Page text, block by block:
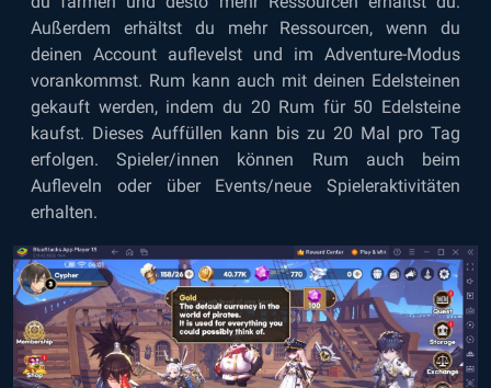
Außerdem erhältst du mehr Ressourcen, wenn du
deinen Account auflevelst und im Adventure-Modus
vorankommst. Rum kann auch mit deinen Edelsteinen
gekauft werden, indem du 20 Rum für 50 Edelsteine
kaufst. Dieses Auffüllen kann bis zu 20 Mal pro Tag
erfolgen. Spieler/innen können Rum auch beim
Aufleveln oder über Events/neue Spieleraktivitäten
erhalten.